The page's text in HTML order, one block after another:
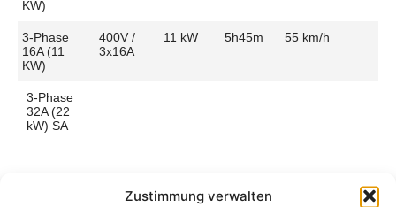
Zustimmung verwalten
KW)
3-Phase
16A (11
KW)
400V /
3x16A
11 kW 5h45m 55 km/h
3-Phase
32A (22
kW) SA